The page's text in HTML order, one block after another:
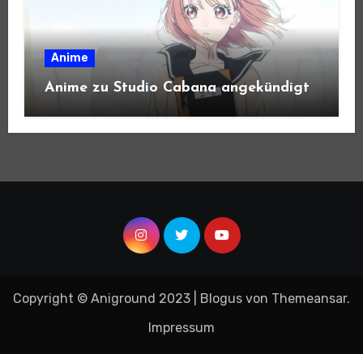
Anime
Anime zu Studio Cabana angekündigt
Copyright © Aniground 2023 Blogus von Themeansar.
Impressum